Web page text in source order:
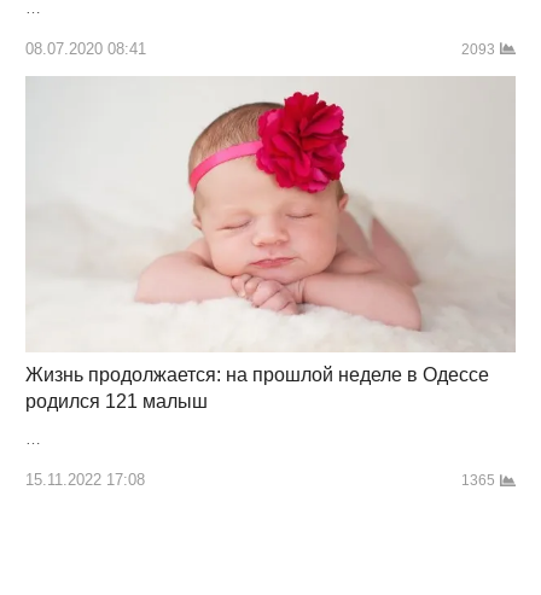
08.07.2020 08:41 2093
Жизнь продолжается: на прошлой неделе в Одессе
родился 121 малыш
…
15.11.2022 17:08 1365